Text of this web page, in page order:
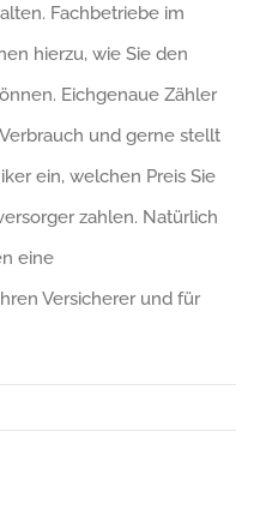
Fachbetriebe im
hierzu, wie Sie den
Eichgenaue Zähler
und gerne stellt
ein, welchen Preis Sie
zahlen. Natürlich
eine
Versicherer und für